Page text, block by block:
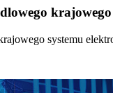
systemu